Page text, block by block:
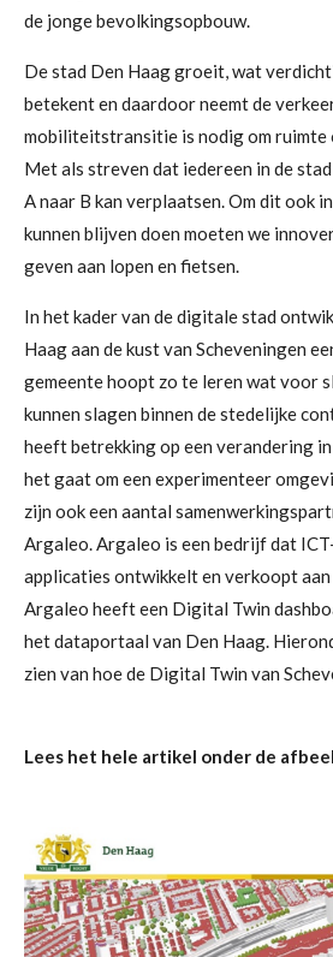
de jonge bevolkingsopbouw.
De stad Den Haag groeit, wat
betekent en daardoor neemt de
mobiliteitstransitie is nodig om ruimte
Met als streven dat iedereen in de
A naar B kan verplaatsen. Om dit ook
kunnen blijven doen moeten we
geven aan lopen en fietsen.
In het kadervan de digitale stad
Haag aan de kust van Scheveningen
gemeente hoopt zo te leren wat voor
kunnen slagen binnen de stedelijke
heeft betrekking op een verandering
het gaat om een experimenteer
zijn ook een aantal
Argaleo. Argaleo is een bedrijf dat
applicaties ontwikkelt en verkoopt
Argaleo heeft een Digital Twin
het dataportaal van Den Haag.
zien van hoe de Digital Twin van
Lees het hele artikel onder de